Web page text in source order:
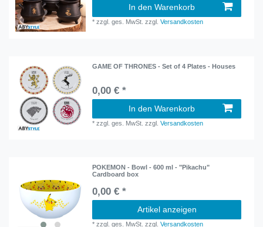
In den Warenkorb
*zzgl. ges. MwSt. zzgl.Versandkosten
GAME OF THRONES - Set of 4 Plates - Houses
0,00 € *
In den Warenkorb
*zzgl. ges. MwSt. zzgl.Versandkosten
POKEMON - Bowl - 600 ml - "Pikachu"
Cardboard box
0,00 € *
Artikel anzeigen
*zzgl. ges. MwSt. zzgl.Versandkosten